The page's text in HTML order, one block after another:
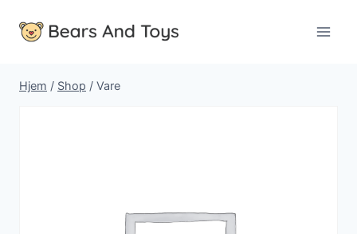
Hjem / Shop / Vare